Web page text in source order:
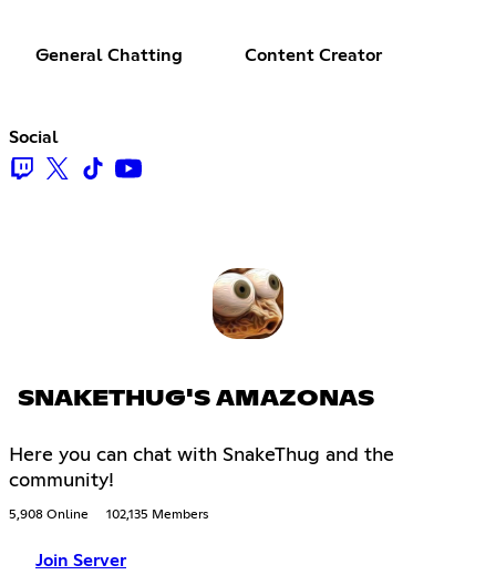
General Chatting Content Creator
Social
SNAKETHUG'S AMAZONAS
Here you can chat with SnakeThug and the
community!
5,908 Online 102,135 Members
Join Server